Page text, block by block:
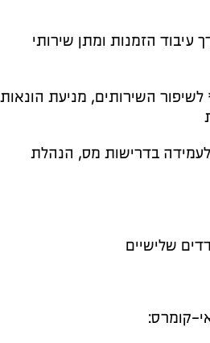
הזמנות ומתן שירותי
השירותים, מניעת הונאות
בדרישות מס, הנהלת